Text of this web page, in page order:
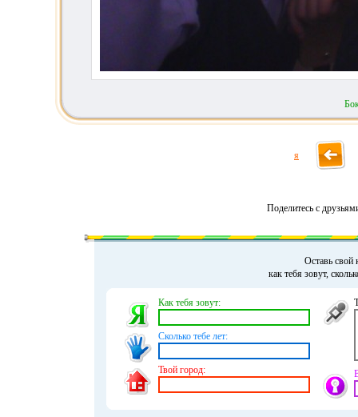
я
Поделитесь с
Оставь свой
как тебя зовут,
Как тебя зовут:
Сколько тебе лет:
Твой город: